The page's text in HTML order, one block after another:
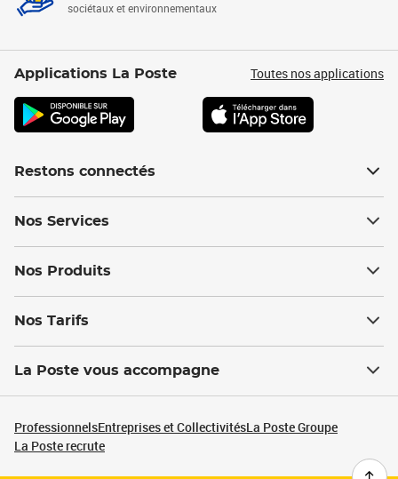
sociétaux et environnementaux
Applications La Poste Toutes nos applications
Restons connectés
Nos Services
Nos Produits
Nos Tarifs
La Poste vous accompagne
ProfessionnelsEntreprises et CollectivitésLa Poste Groupe
La Poste recrute